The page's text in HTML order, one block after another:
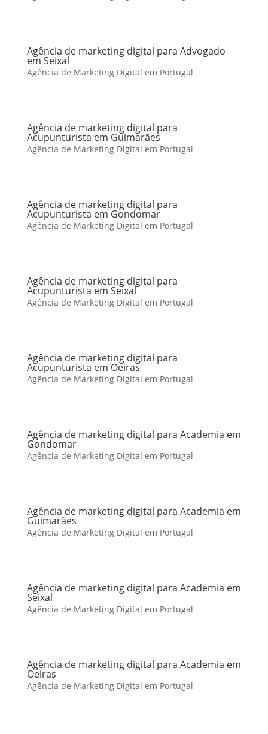
Agência de marketing digital para Advogado
em Seixal
Agência de Marketing Digital em Portugal
Agência de marketing digital para
Acupunturista em Guimarães
Agência de Marketing Digital em Portugal
Agência de marketing digital para
Acupunturista em Gondomar
Agência de Marketing Digital em Portugal
Agência de marketing digital para
Acupunturista em Seixal
Agência de Marketing Digital em Portugal
Agência de marketing digital para
Acupunturista em Oeiras
Agência de Marketing Digital em Portugal
Agência de marketing digital para Academia em
Gondomar
Agência de Marketing Digital em Portugal
Agência de marketing digital para Academia em
Guimarães
Agência de Marketing Digital em Portugal
Agência de marketing digital para Academia em
Seixal
Agência de Marketing Digital em Portugal
Agência de marketing digital para Academia em
Oeiras
Agência de Marketing Digital em Portugal